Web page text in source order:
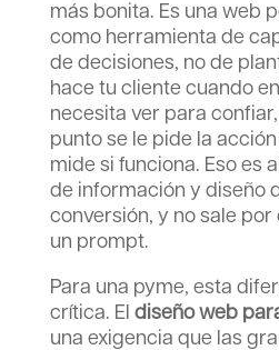
más bonita. Es una web
como herramienta de
de decisiones, no de
hace tu cliente cuando
necesita ver para
punto se le pide la
mide si funciona. Eso es
de información y diseño
conversión, y no sale
un prompt.
Para una pyme, esta
crítica. El diseño web
una exigencia que las